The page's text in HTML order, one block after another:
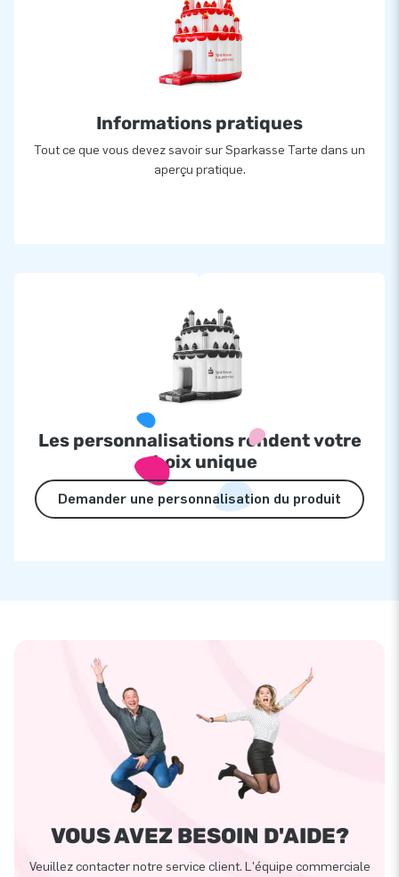
Informations pratiques
Tout ce que vous devez savoir sur Sparkasse Tarte dans un
aperçu pratique.
Les personnalisations rendent votre
choix unique
Demander une personnalisation du produit
VOUS AVEZ BESOIN D'AIDE?
Veuillez contacter notre service client. L'équipe commerciale